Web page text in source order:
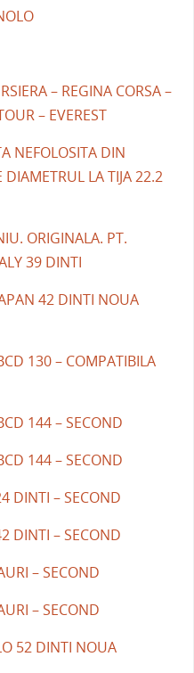
– REGINA CORSA –
– EVEREST
NEFOLOSITA DIN
LA TIJA 22.2
ORIGINALA. PT.
39 DINTI
42 DINTI NOUA
130 – COMPATIBILA
144 – SECOND
144 – SECOND
DINTI – SECOND
DINTI – SECOND
– SECOND
– SECOND
52 DINTI NOUA